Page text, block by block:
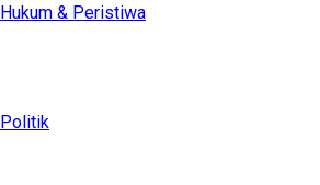
Hukum & Peristiwa
Politik